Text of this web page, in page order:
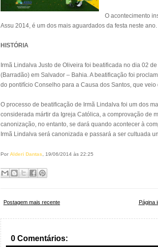
O acontecimento
Assu 2014, é um dos mais aguardados da festa neste ano.
HISTÓRIA
Irmã Lindalva Justo de Oliveira foi beatificada no dia 02
(Barradão) em Salvador – Bahia. A beatificação foi
do pontifício Conselho para a Causa dos Santos, que
O processo de beatificação de Irmã Lindalva foi um dos
considerada mártir da Igreja Católica, a comprovação de
canonização, no entanto, se dará quando acontecer à
Irmã Lindalva será canonizada e passará a ser cultuada
Por Alderi Dantas , 19/06/2014 às 22:25
Postagem mais recente Página
0 Comentários: